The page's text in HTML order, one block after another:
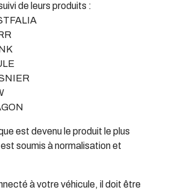
de leurs produits :
est devenu le produit le plus
soumis à normalisation et
à votre véhicule, il doit être